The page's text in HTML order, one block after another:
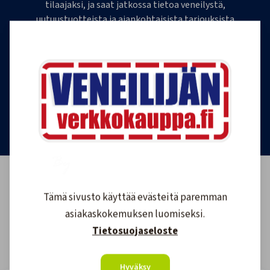
tilaajaksi, ja saat jatkossa tietoa veneilystä,
uutuustuotteista ja ajankohtaisista tarjouksista
tilauksen milloin tahansa.
Tilaa uutiskirje
Tämä sivusto käyttää evästeitä paremman
asiakaskokemuksen luomiseksi.
Tietosuojaseloste
Hyväksy